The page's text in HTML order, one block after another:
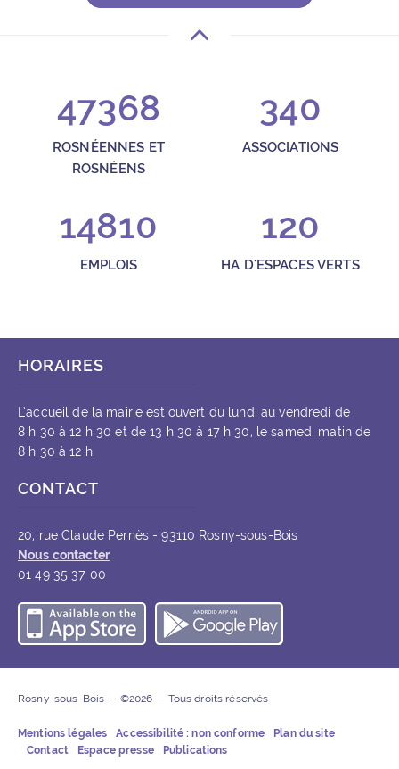
47368
ROSNÉENNES ET
ROSNÉENS
340
ASSOCIATIONS
14810
EMPLOIS
120
HA D'ESPACES VERTS
HORAIRES
L’accueil de la mairie est ouvert du lundi au vendredi de
8 h 30 à 12 h 30 et de 13 h 30 à 17 h 30, le samedi matin de
8 h 30 à 12 h.
CONTACT
20, rue Claude Pernès - 93110 Rosny-sous-Bois
Nous contacter
01 49 35 37 00
Télécharger l’application iOS
Rosny-sous-Bois — ©2026 — Tous droits réservés
Mentions légales Accessibilité : non conforme
Plan du site
Contact
Espace presse Publications